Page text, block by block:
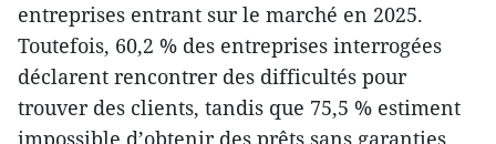
entreprises entrant sur le marché en 2025.
Toutefois, 60,2 % des entreprises interrogées
déclarent rencontrer des difficultés pour
trouver des clients, tandis que 75,5 % estiment